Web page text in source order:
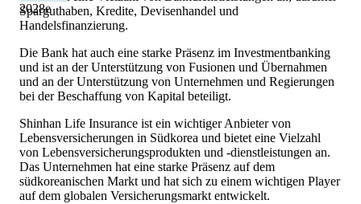
2028e
Sparguthaben, Kredite, Devisenhandel und
Handelsfinanzierung.
Die Bank hat auch eine starke Präsenz im Investmentbanking
und ist an der Unterstützung von Fusionen und Übernahmen
und an der Unterstützung von Unternehmen und Regierungen
bei der Beschaffung von Kapital beteiligt.
Shinhan Life Insurance ist ein wichtiger Anbieter von
Lebensversicherungen in Südkorea und bietet eine Vielzahl
von Lebensversicherungsprodukten und -dienstleistungen an.
Das Unternehmen hat eine starke Präsenz auf dem
südkoreanischen Markt und hat sich zu einem wichtigen Player
auf dem globalen Versicherungsmarkt entwickelt.